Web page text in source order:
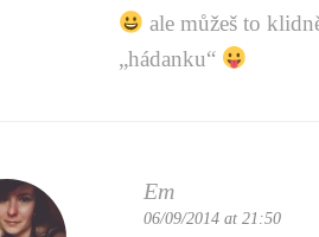
ale můžeš to
„hádanku“
Em
06/09/2014 at 21:50